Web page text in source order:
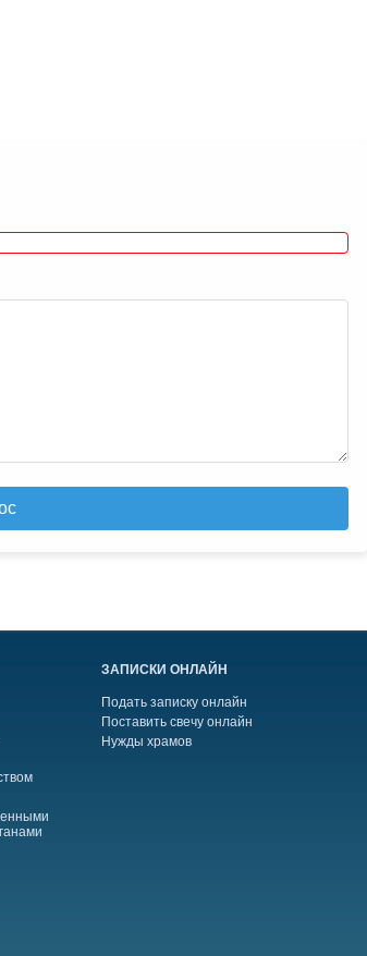
ЗАПИСКИ ОНЛАЙН
Подать записку онлайн
Поставить свечу онлайн
Нужды храмов